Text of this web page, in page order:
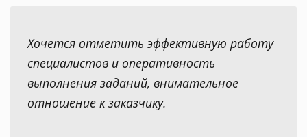
Хочется отметить эффективную работу
специалистов и оперативность
выполнения заданий, внимательное
отношение к заказчику.